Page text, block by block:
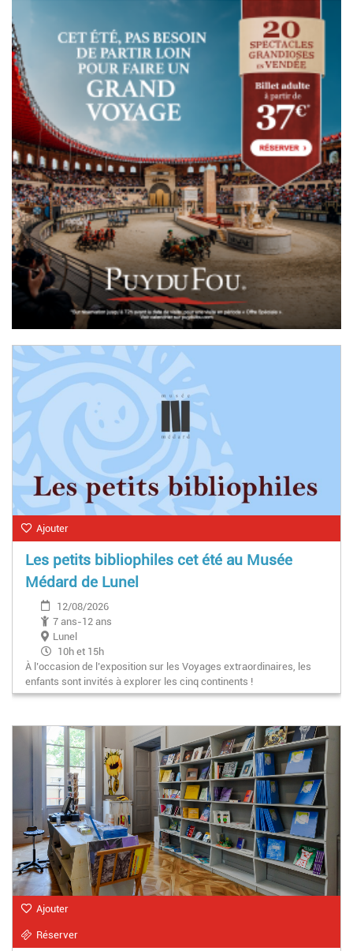
Ajouter
Les petits bibliophiles cet été au Musée
Médard de Lunel
12/08/2026
7 ans-12 ans
Lunel
10h et 15h
À l’occasion de l’exposition sur les Voyages extraordinaires, les
enfants sont invités à explorer les cinq continents !
Ajouter
Réserver